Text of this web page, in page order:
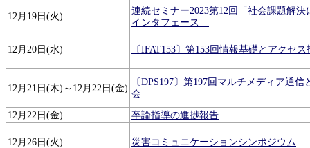
12月19日(火)
連続セミナー2023第12回「社会課題解
インタフェース」
12月20日(水) 〔IFAT153〕第153回情報基礎とアクセ
12月21日(木)～12月22日(金)
〔DPS197〕第197回マルチメディア通
会
12月22日(金) 卒論指導の進捗報告
12月26日(火) 災害コミュニケーションシンポジウム